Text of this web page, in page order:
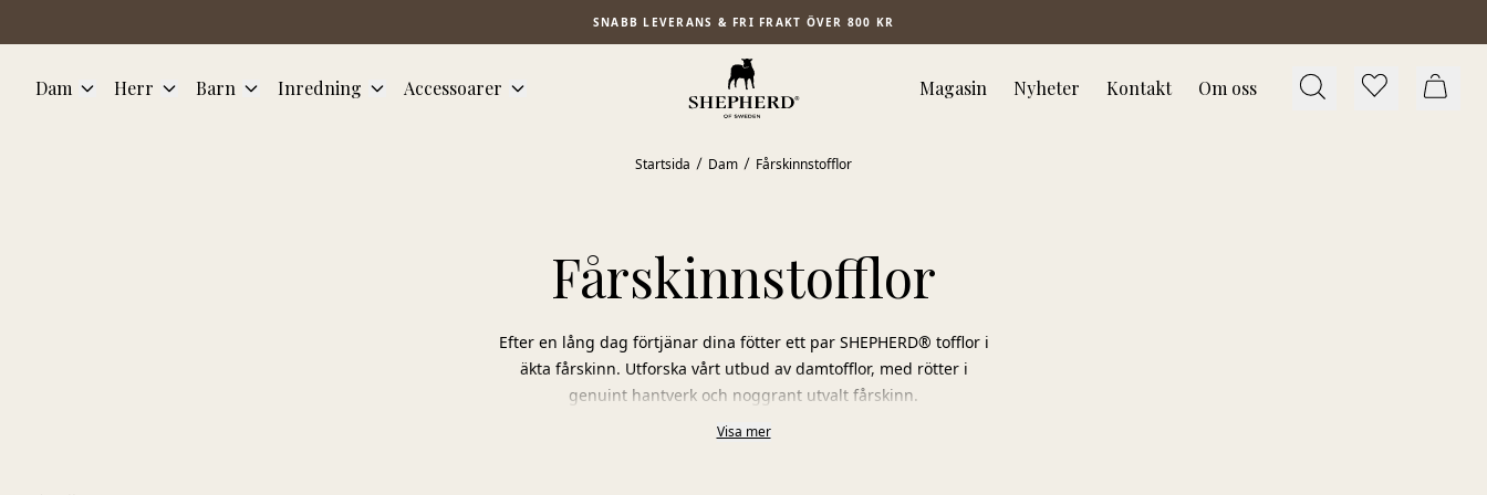
SNABB LEVERANS & FRI FRAKT ÖVER 800 KR
Dam Herr Barn Inredning Accessoarer Magasin Nyheter Kontakt Om oss
Startsida Dam Fårskinnstofflor
Fårskinnstofflor
Efter en lång dag förtjänar dina fötter ett par SHEPHERD® tofflor i
äkta fårskinn. Utforska vårt utbud av damtofflor, med rötter i
genuint hantverk och noggrant utvalt fårskinn.
Välj mellan varma tofflor, praktiska slip-ins och eleganta
Visa mer